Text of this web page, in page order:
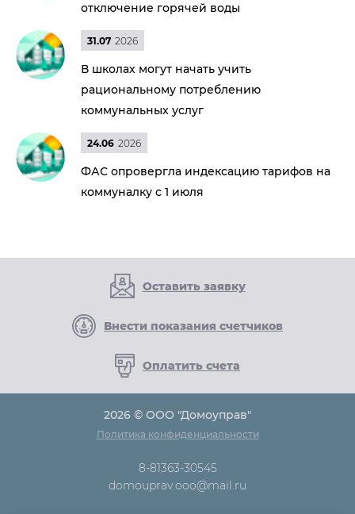
отключение горячей воды
31.07 2026
В школах могут начать учить
рациональному потреблению
коммунальных услуг
24.06 2026
ФАС опровергла индексацию тарифов на
коммуналку с 1 июля
Оставить заявку
Внести показания счетчиков
Оплатить счета
2026 © ООО "Домоуправ"
Политика конфиденциальности
8-81363-30545
domouprav.ooo@mail.ru